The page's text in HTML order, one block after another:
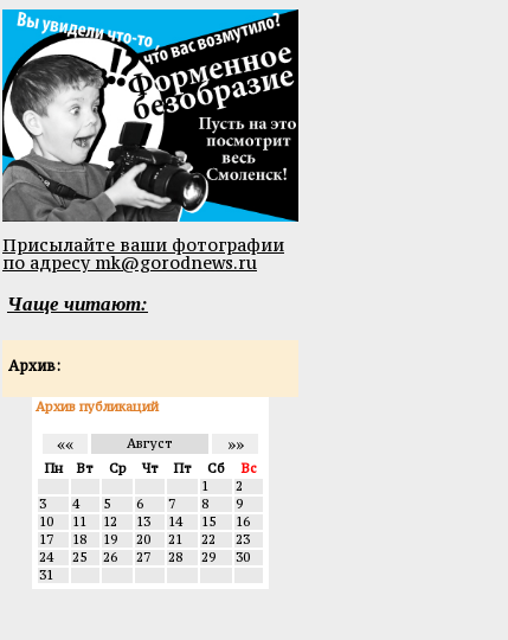
Присылайте ваши фотографии
по адресу mk@gorodnews.ru
Чаще читают:
Архив:
Архив публикаций
«« Август »»
Пн Вт Ср Чт Пт Сб
Вс
1
2
3
4 5 6 7 8
9
10
11 12 13 14 15
16
17
18 19 20 21 22
23
24
25 26 27 28 29
30
31